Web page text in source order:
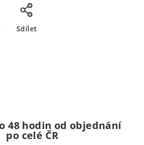
Sdílet
48 hodin od objednání
po celé ČR